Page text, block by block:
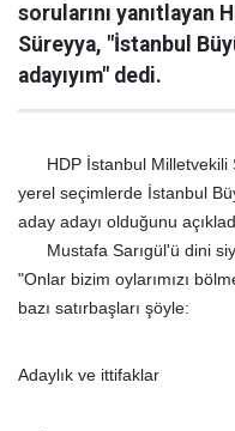
sorularını yanıtlayan
Süreyya, "İstanbul
adayıyım" dedi.
HDP İstanbul Milletvekili
yerel seçimlerde İstanbul
aday adayı olduğunu
Mustafa Sarıgül'ü dini
"Onlar bizim oylarımızı
bazı satırbaşları şöyle:
Adaylık ve ittifaklar